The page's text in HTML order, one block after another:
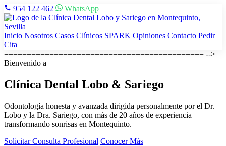
954 122 462 WhatsApp
Inicio Nosotros Casos Clínicos SPARK Opiniones Contacto Pedir
Cita
============================================ -->
Bienvenido a
Clínica Dental Lobo & Sariego
Odontología honesta y avanzada dirigida personalmente por el Dr.
Lobo y la Dra. Sariego, con más de 20 años de experiencia
transformando sonrisas en Montequinto.
Solicitar Consulta Profesional Conocer Más